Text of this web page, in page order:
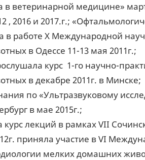
в ветеринарной медицине»
, 2016 и 2017.г.;
в работе Х Международной
в Одессе 11-13 мая 2011г.;
курс 1-го научно-
в декабре 2011г. в Минске;
по «Ультразвуковому
в мае 2015г.;
лекций в рамках VII
приняла участие в VI
мелких домашних